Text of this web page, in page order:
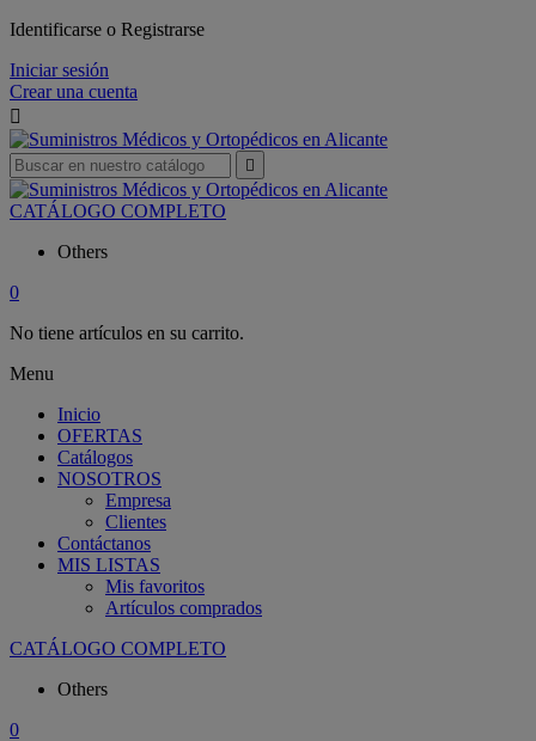
Identificarse o Registrarse
Iniciar sesión
Crear una cuenta


CATÁLOGO COMPLETO
Others
0
No tiene artículos en su carrito.
Menu
Inicio
OFERTAS
Catálogos
NOSOTROS
Empresa
Clientes
Contáctanos
MIS LISTAS
Mis favoritos
Artículos comprados
CATÁLOGO COMPLETO
Others
0